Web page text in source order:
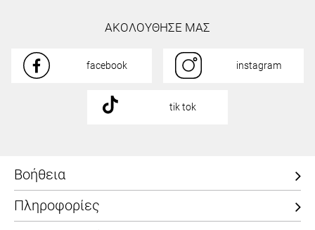
ΑΚΟΛΟΥΘΗΣΕ ΜΑΣ
facebook instagram
tik tok
Βοήθεια
Πληροφορίες